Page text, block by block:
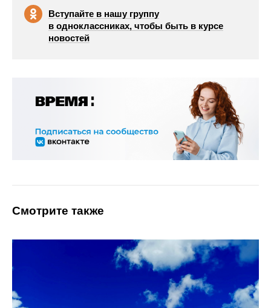
Вступайте в нашу группу
в одноклассниках, чтобы быть в курсе
новостей
Смотрите также